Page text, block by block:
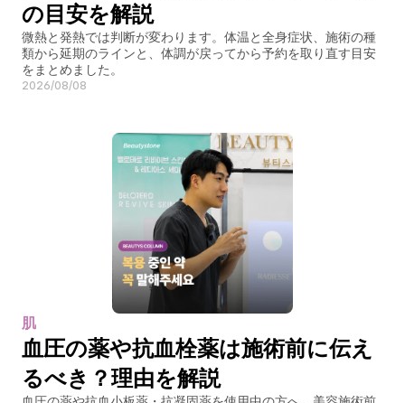
の目安を解説
微熱と発熱では判断が変わります。体温と全身症状、施術の種
類から延期のラインと、体調が戻ってから予約を取り直す目安
をまとめました。
2026/08/08
肌
血圧の薬や抗血栓薬は施術前に伝え
るべき？理由を解説